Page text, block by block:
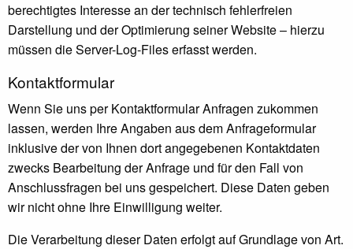
berechtigtes Interesse an der technisch fehlerfreien
Darstellung und der Optimierung seiner Website – hierzu
müssen die Server-Log-Files erfasst werden.
Kontaktformular
Wenn Sie uns per Kontaktformular Anfragen zukommen
lassen, werden Ihre Angaben aus dem Anfrageformular
inklusive der von Ihnen dort angegebenen Kontaktdaten
zwecks Bearbeitung der Anfrage und für den Fall von
Anschlussfragen bei uns gespeichert. Diese Daten geben
wir nicht ohne Ihre Einwilligung weiter.
Die Verarbeitung dieser Daten erfolgt auf Grundlage von Art.